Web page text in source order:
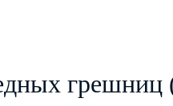
грешниц